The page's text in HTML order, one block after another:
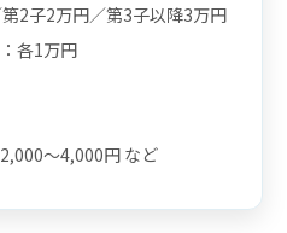
2子2万円／第3子以降3万円
各1万円
〜4,000円 など